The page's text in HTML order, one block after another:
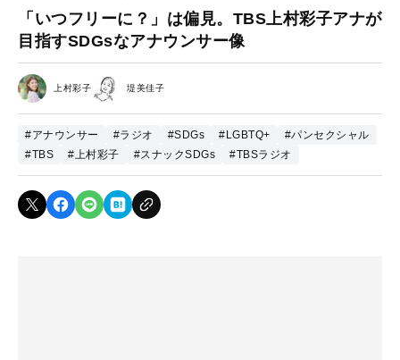
「いつフリーに？」は偏見。TBS上村彩子アナが
目指すSDGsなアナウンサー像
上村彩子 堤美佳子
#アナウンサー #ラジオ #SDGs #LGBTQ+
#パンセクシャル
#TBS
#上村彩子 #スナックSDGs #TBSラジオ